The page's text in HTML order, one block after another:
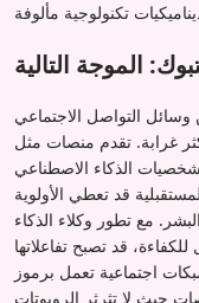
الموجة التالية
وسائل التواصل الاجتماعي
غرابة. تقدم منصات مثل
الذكاء الاصطناعي
قد تعطي الأولوية
مع تطور وكلاء الذكاء
قد تصبح تفاعلاتها
اجتماعية تعمل برموز
حيث لا تثرثر الروبوتات